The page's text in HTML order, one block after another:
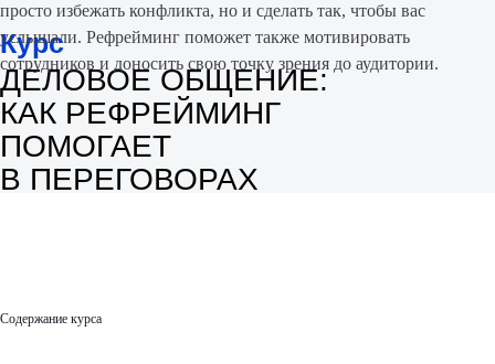
Курс
ДЕЛОВОЕ ОБЩЕНИЕ:
КАК РЕФРЕЙМИНГ
ПОМОГАЕТ
В ПЕРЕГОВОРАХ
просто избежать конфликта, но и сделать так, чтобы вас
услышали. Рефрейминг поможет также мотивировать
сотрудников и доносить свою точку зрения до аудитории.
Содержание курса